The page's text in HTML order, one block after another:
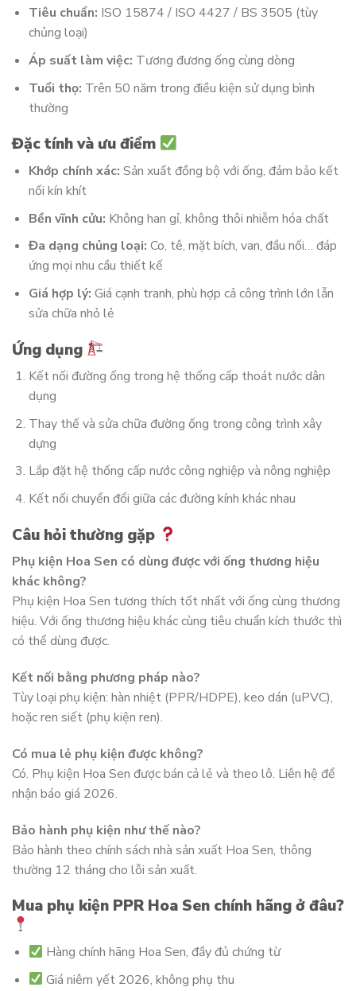
Tiêu chuẩn: ISO 15874 / ISO 4427 / BS 3505 (tùy
chủng loại)
Áp suất làm việc: Tương đương ống cùng dòng
Tuổi thọ: Trên 50 năm trong điều kiện sử dụng bình
thường
Đặc tính và ưu điểm
Khớp chính xác: Sản xuất đồng bộ với ống, đảm bảo kết
nối kín khít
Bền vĩnh cửu: Không han gỉ, không thôi nhiễm hóa chất
Đa dạng chủng loại: Co, tê, mặt bích, van, đầu nối… đáp
ứng mọi nhu cầu thiết kế
Giá hợp lý: Giá cạnh tranh, phù hợp cả công trình lớn lẫn
sửa chữa nhỏ lẻ
Ứng dụng
Kết nối đường ống trong hệ thống cấp thoát nước dân
dụng
Thay thế và sửa chữa đường ống trong công trình xây
dựng
Lắp đặt hệ thống cấp nước công nghiệp và nông nghiệp
Kết nối chuyển đổi giữa các đường kính khác nhau
Câu hỏi thường gặp
Phụ kiện Hoa Sen có dùng được với ống thương hiệu
khác không?
Phụ kiện Hoa Sen tương thích tốt nhất với ống cùng thương
hiệu. Với ống thương hiệu khác cùng tiêu chuẩn kích thước thì
có thể dùng được.
Kết nối bằng phương pháp nào?
Tùy loại phụ kiện: hàn nhiệt (PPR/HDPE), keo dán (uPVC),
hoặc ren siết (phụ kiện ren).
Có mua lẻ phụ kiện được không?
Có. Phụ kiện Hoa Sen được bán cả lẻ và theo lô. Liên hệ để
nhận báo giá 2026.
Bảo hành phụ kiện như thế nào?
Bảo hành theo chính sách nhà sản xuất Hoa Sen, thông
thường 12 tháng cho lỗi sản xuất.
Mua phụ kiện PPR Hoa Sen chính hãng ở đâu?
Hàng chính hãng Hoa Sen, đầy đủ chứng từ
Giá niêm yết 2026, không phụ thu